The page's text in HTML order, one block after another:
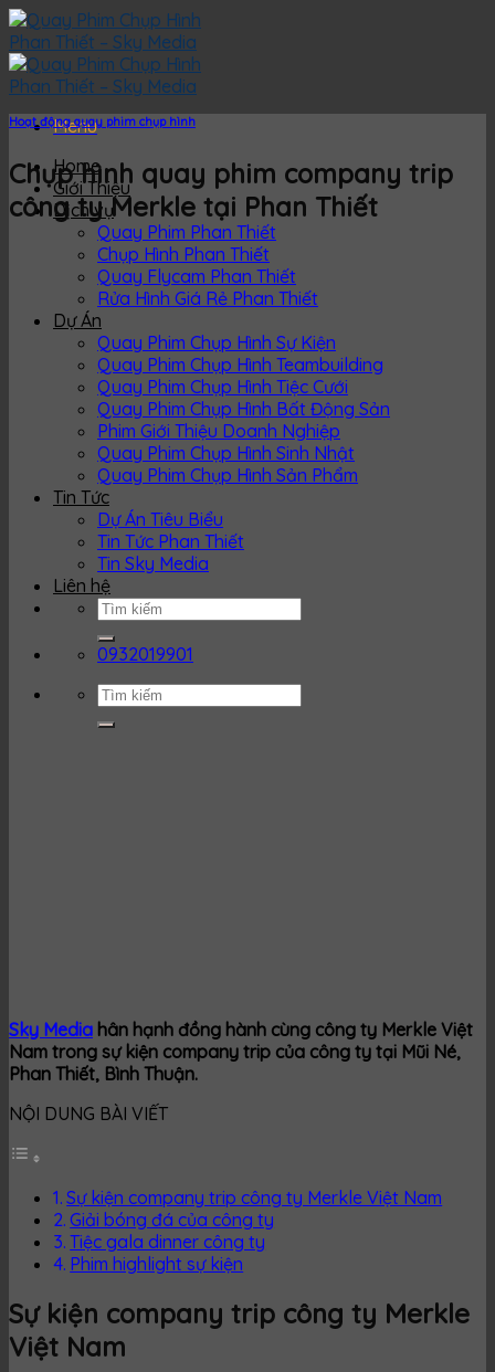
Skip
to
content
Menu
Home
Giới Thiệu
Dịch vụ
Quay Phim Phan Thiết
Chụp Hình Phan Thiết
Quay Flycam Phan Thiết
Rửa Hình Giá Rẻ Phan Thiết
Dự Án
Quay Phim Chụp Hình Sự Kiện
Quay Phim Chụp Hình Teambuilding
Quay Phim Chụp Hình Tiệc Cưới
Quay Phim Chụp Hình Bất Động Sản
Phim Giới Thiệu Doanh Nghiệp
Quay Phim Chụp Hình Sinh Nhật
Quay Phim Chụp Hình Sản Phẩm
Tin Tức
Dự Án Tiêu Biểu
Tin Tức Phan Thiết
Tin Sky Media
Liên hệ
0932019901
Hoạt động quay phim chụp hình
Chụp hình quay phim company trip
công ty Merkle tại Phan Thiết
Sky Media hân hạnh đồng hành cùng công ty Merkle Việt
Nam trong sự kiện company trip của công ty tại Mũi Né,
Phan Thiết, Bình Thuận.
NỘI DUNG BÀI VIẾT
Sự kiện company trip công ty Merkle Việt Nam
Giải bóng đá của công ty
Tiệc gala dinner công ty
Phim highlight sự kiện
Sự kiện company trip công ty Merkle
Việt Nam